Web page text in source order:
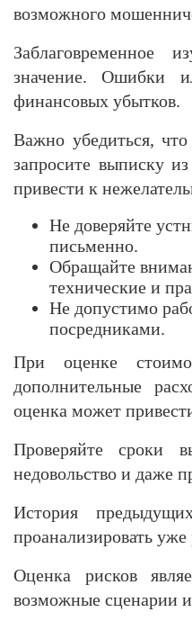
возможного
Заблаговременное
значение. Ошибки
финансовых убытков.
Важно убедиться,
запросите выписку
привести к
Не доверяйте
письменно.
Обращайте
технические и
Не допустимо
посредниками.
При оценке
дополнительные
оценка может
Проверяйте сроки
недовольство и даже
История
проанализировать
Оценка рисков
возможные сценарии